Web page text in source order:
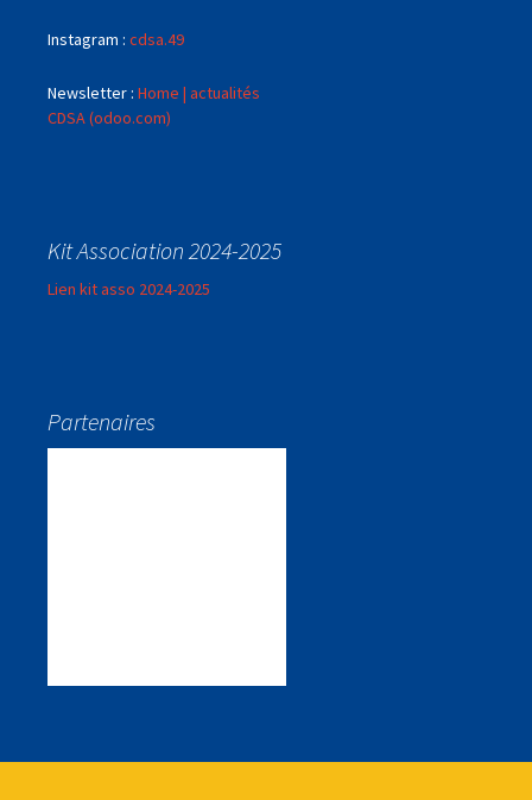
Instagram : cdsa.49
Newsletter : Home | actualités
CDSA (odoo.com)
Kit Association 2024-2025
Lien kit asso 2024-2025
Partenaires